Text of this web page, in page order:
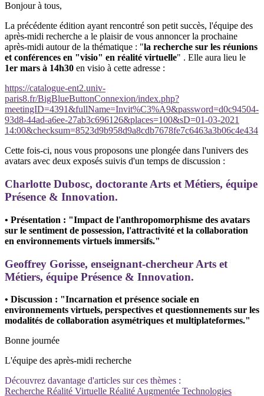
Bonjour à tous,
La précédente édition ayant rencontré son petit succès, l'équipe des
après-midi recherche a le plaisir de vous annoncer la prochaine
après-midi autour de la thématique : "la recherche sur les réunions
et conférences en "visio" en réalité virtuelle" . Elle aura lieu le
1er mars à 14h30 en visio à cette adresse :
https://catalogue-ent2.univ-
paris8.fr/BigBlueButtonConnexion/index.php?
meetingID=4391&fullName=Invit%C3%A9&password=d0c94504-
93d8-44ad-a6ee-27ab3c696126&places=100&sD=01-03-2021
14:00&checksum=8523d9b958d9a8cdb7678fe7c6463a3b06c4e434
Cette fois-ci, nous vous proposons une plongée dans l'univers des
avatars avec deux exposés suivis d'un temps de discussion :
Charlotte Dubosc, doctorante Arts et Métiers, équipe
Présence & Innovation.
• Présentation : "Impact de l'anthropomorphisme des avatars
sur le sentiment de possession, l'attractivité et la collaboration
en environnements virtuels immersifs."
Geoffrey Gorisse, enseignant-chercheur Arts et
Métiers, équipe Présence & Innovation.
• Discussion : "Incarnation et présence sociale en
environnements virtuels, perspectives et questionnements sur les
modalités de collaboration asymétriques et multiplateformes."
Bonne journée
L'équipe des après-midi recherche
Découvrez davantage d'articles sur ces thèmes :
Recherche Réalité Virtuelle Réalité Augmentée Technologies